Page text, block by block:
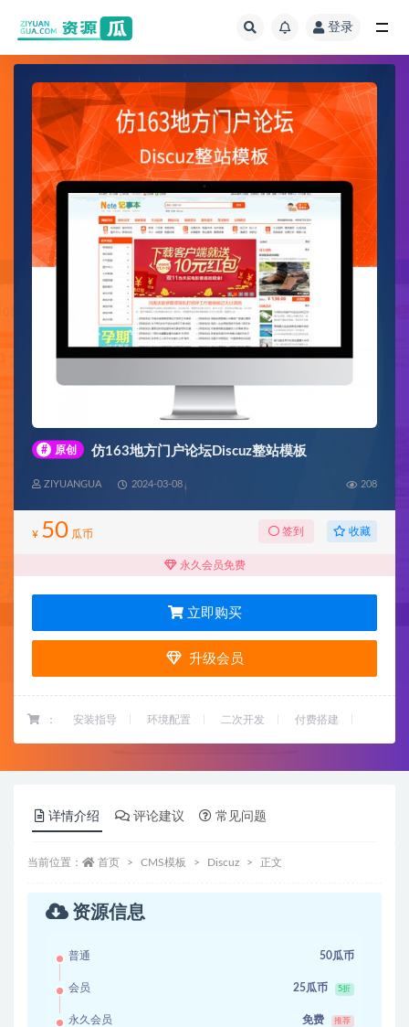
登录
# 原创 仿163地方门户论坛Discuz整站模板
ZIYUANGUA 2024-03-08 208
¥ 50 瓜币 签到 收藏
永久会员免费
立即购买
升级会员
： 安装指导 环境配置 二次开发 付费搭建
详情介绍 评论建议 常见问题
当前位置： 首页 CMS模板 Discuz 正文
资源信息
普通 50瓜币
会员 25瓜币 5折
永久会员 免费 推荐